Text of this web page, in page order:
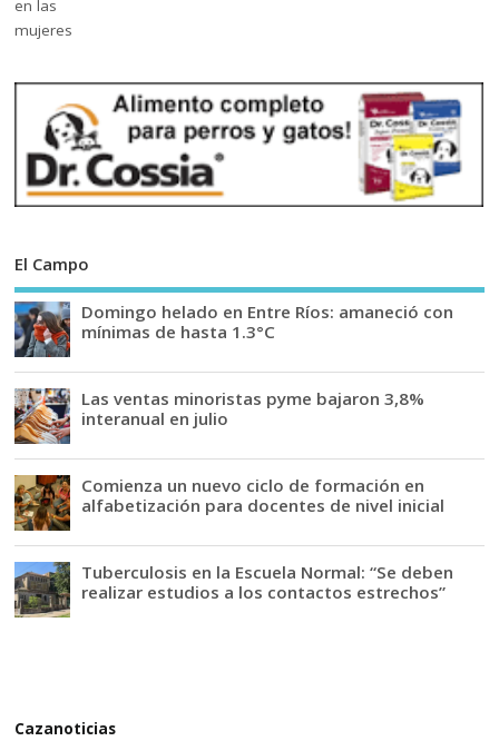
El Campo
Domingo helado en Entre Ríos: amaneció con
mínimas de hasta 1.3°C
Las ventas minoristas pyme bajaron 3,8%
interanual en julio
Comienza un nuevo ciclo de formación en
alfabetización para docentes de nivel inicial
Tuberculosis en la Escuela Normal: “Se deben
realizar estudios a los contactos estrechos”
Cazanoticias